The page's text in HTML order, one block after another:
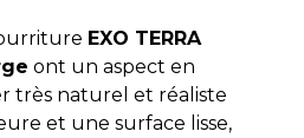
EXO TERRA
ont un aspect en
très naturel et réaliste
et une surface lisse,